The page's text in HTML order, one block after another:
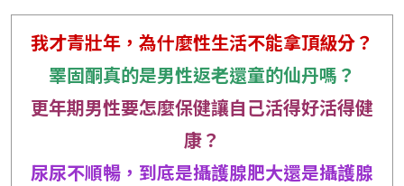
我才青壯年，為什麼性生活不能拿頂級分？
睪固酮真的是男性返老還童的仙丹嗎？
更年期男性要怎麼保健讓自己活得好活得健
康？
尿尿不順暢，到底是攝護腺肥大還是攝護腺